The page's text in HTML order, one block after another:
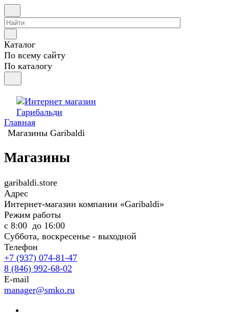
Каталог
По всему сайту
По каталогу
Главная
Магазины Garibaldi
Магазины
garibaldi.store
Адрес
Интернет-магазин компании «Garibaldi»
Режим работы
с 8:00 до 16:00
Суббота, воскресенье - выходной
Телефон
+7 (937) 074-81-47
8 (846) 992-68-02
E-mail
manager@smko.ru